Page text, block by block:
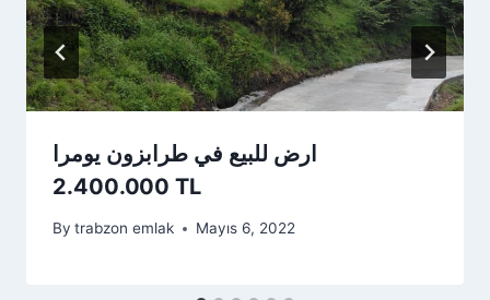
ارض للبيع في طرابزون يومرا
2.400.000 TL
By trabzon emlak Mayıs 6, 2022